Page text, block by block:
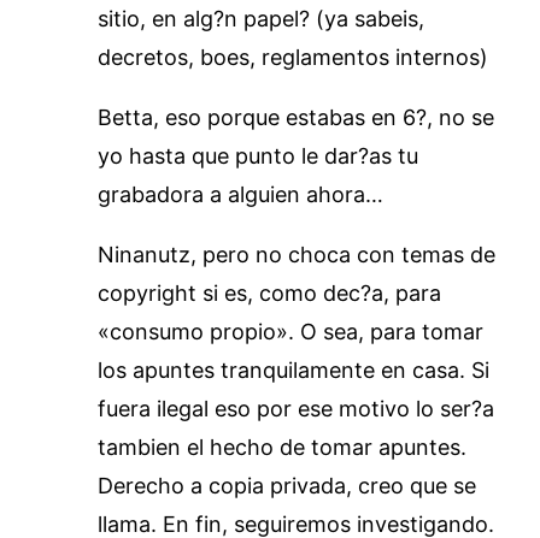
sitio, en alg?n papel? (ya sabeis,
decretos, boes, reglamentos internos)
Betta, eso porque estabas en 6?, no se
yo hasta que punto le dar?as tu
grabadora a alguien ahora…
Ninanutz, pero no choca con temas de
copyright si es, como dec?a, para
«consumo propio». O sea, para tomar
los apuntes tranquilamente en casa. Si
fuera ilegal eso por ese motivo lo ser?a
tambien el hecho de tomar apuntes.
Derecho a copia privada, creo que se
llama. En fin, seguiremos investigando.